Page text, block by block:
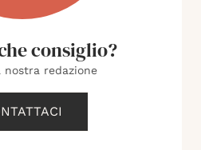
consiglio?
nostra redazione